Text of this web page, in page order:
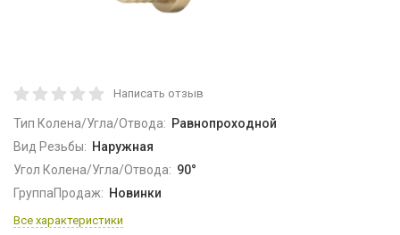
Написать отзыв
Тип Колена/Угла/Отвода: Равнопроходной
Вид Резьбы: Наружная
Угол Колена/Угла/Отвода: 90°
ГруппаПродаж: Новинки
Все характеристики